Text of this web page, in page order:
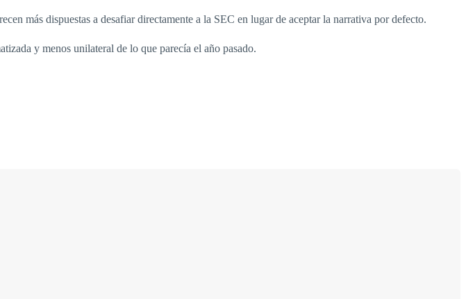
más dispuestas a desafiar directamente a la SEC en lugar de aceptar la narrativa por defecto.
y menos unilateral de lo que parecía el año pasado.